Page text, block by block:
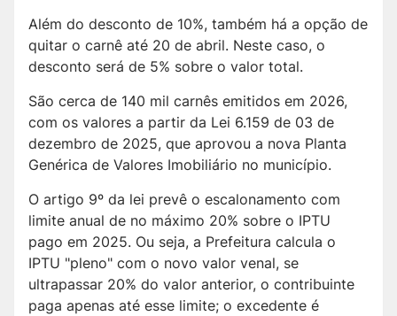
Além do desconto de 10%, também há a opção de
quitar o carnê até 20 de abril. Neste caso, o
desconto será de 5% sobre o valor total.
São cerca de 140 mil carnês emitidos em 2026,
com os valores a partir da Lei 6.159 de 03 de
dezembro de 2025, que aprovou a nova Planta
Genérica de Valores Imobiliário no município.
O artigo 9º da lei prevê o escalonamento com
limite anual de no máximo 20% sobre o IPTU
pago em 2025. Ou seja, a Prefeitura calcula o
IPTU "pleno" com o novo valor venal, se
ultrapassar 20% do valor anterior, o contribuinte
paga apenas até esse limite; o excedente é